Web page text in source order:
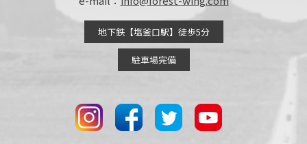
地下鉄【塩釜口駅】徒歩5分
駐車場完備